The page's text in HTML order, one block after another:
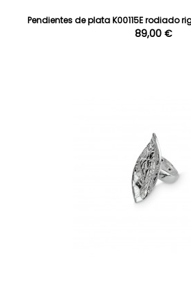
Pendientes de plata K00115E rodiado
89,00 €